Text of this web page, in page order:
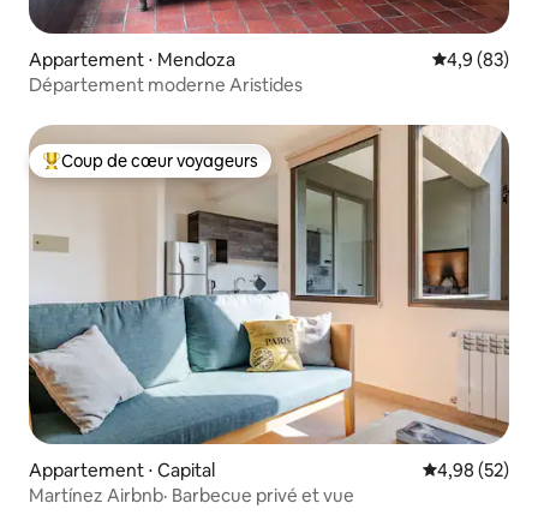
Appartement ⋅ Mendoza Évaluation
4,9 (83)
Département moderne Aristides
Coups de cœur voyageurs les plus appréciés
Coup de cœur voyageurs
Appartement ⋅ Capital Évaluation
4,98 (52)
Martínez Airbnb· Barbecue privé et vue